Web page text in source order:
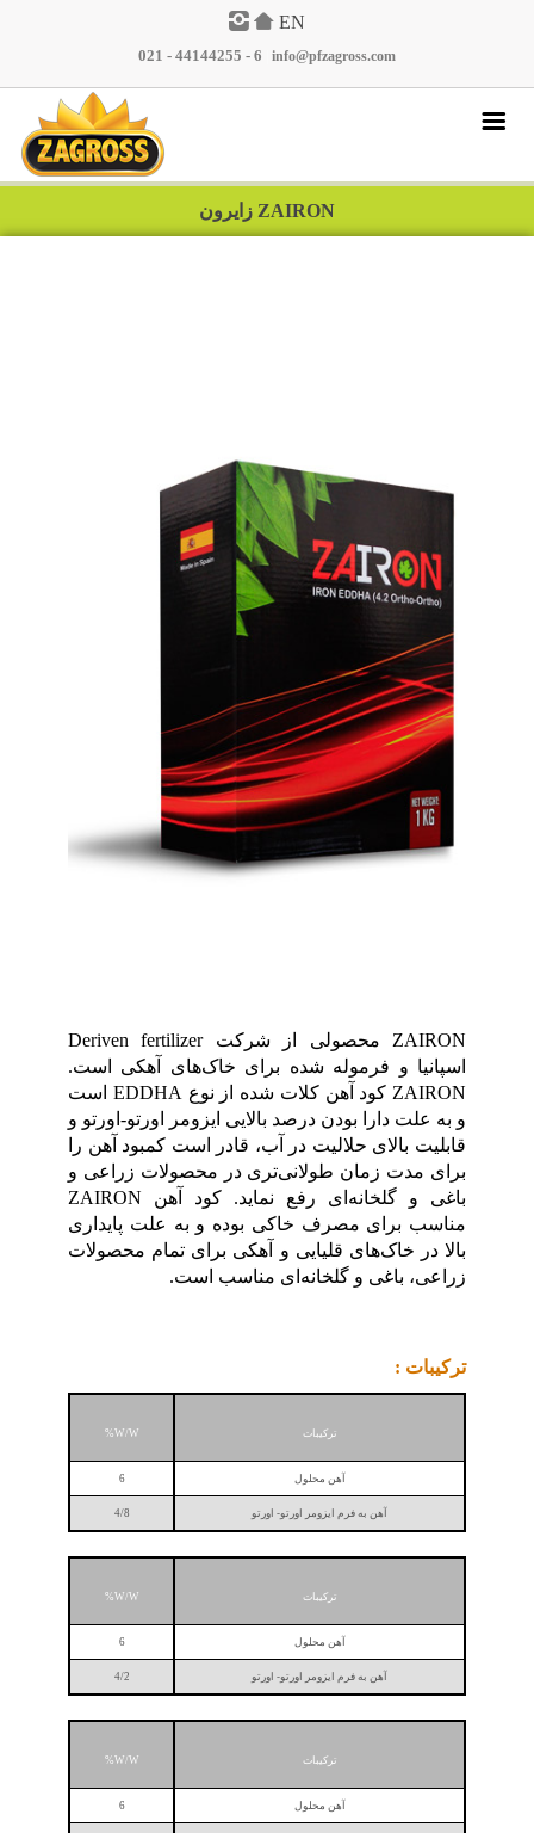
EN
021 - 44144255 - 6 info@pfzagross.com
پرسش و پاسخ
نمایندگان
درباره ما
گواهینامه ها
ZAIRON زایرون
ZAIRON محصولی از شرکت Deriven fertilizer
اسپانیا و فرموله شده برای خاک‌های آهکی است.
ZAIRON کود آهن کلات شده از نوع EDDHA است
و به علت دارا بودن درصد بالایی ایزومر اورتو-اورتو و
قابلیت بالای حلالیت در آب، قادر است کمبود آهن را
برای مدت زمان طولانی‌تری در محصولات زراعی و
باغی و گلخانه‌ای رفع نماید. کود آهن ZAIRON
مناسب برای مصرف خاکی بوده و به علت پایداری
بالا در خاک‌های قلیایی و آهکی برای تمام محصولات
زراعی، باغی و گلخانه‌ای مناسب است.
ترکیبات :
ترکیبات W/W%
آهن محلول 6
آهن به فرم ایزومر اورتو- اورتو 4/8
ترکیبات W/W%
آهن محلول 6
آهن به فرم ایزومر اورتو- اورتو 4/2
ترکیبات W/W%
آهن محلول 6